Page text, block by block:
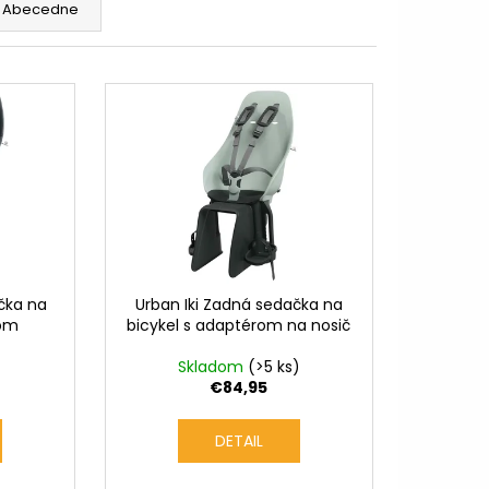
Abecedne
na
Urban Iki Zadná sedačka na
bicykel s adaptérom na nosič
Skladom (>5 ks)
€84,95
DETAIL
BÉŽOVÁ / LESKLÁ